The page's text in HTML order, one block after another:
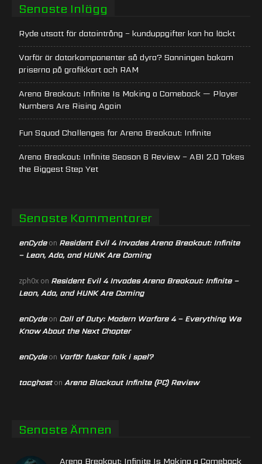
Senaste Inlägg
Ryde utsatt för dataintrång – kunduppgifter kan ha läckt
Varför är datorkomponenter så dyra? Sanningen bakom
priserna på grafikkort och RAM
Arena Breakout: Infinite Is Making a Comeback — Player
Numbers Are Rising Again
Fun Squad Challenges for Arena Breakout: Infinite
Arena Breakout: Infinite Season 6 Review – ABI 2.0 Takes
the Biggest Step Yet
Senaste Kommentarer
enCydeon Resident Evil 4 Invades Arena Breakout: Infinite
– Leon, Ada, and HUNK Are Coming
zph0x on Resident Evil 4 Invades Arena Breakout: Infinite –
Leon, Ada, and HUNK Are Coming
enCydeon Call of Duty: Modern Warfare 4 – Everything We
Know About the Next Chapter
enCydeon Varför fuskar folk i spel?
tacghoston Arena Blackout Infinite (PC) Review
Senaste Ämnen
Arena Breakout: Infinite Is Making a Comeback